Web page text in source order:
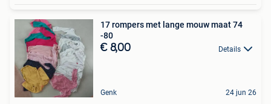
17 rompers met lange mouw maat 74
-80
€ 8,00 Details
Genk 24 jun 26